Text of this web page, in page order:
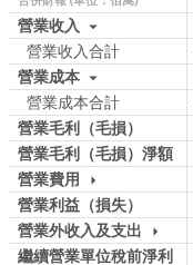
營業收入 arrow_drop_down
營業收入合計
營業成本 arrow_drop_down
營業成本合計
營業毛利（毛損）
營業毛利（毛損）淨額
營業費用
arrow_drop_down
營業利益（損失）
營業外收入及支出
arrow_drop_down
繼續營業單位稅前淨利